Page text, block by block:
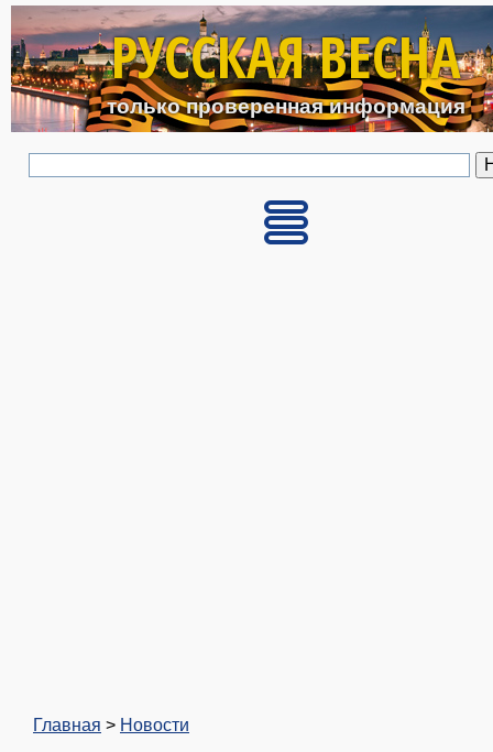
Перейти к основному
РУССКАЯ ВЕСНА
только проверенная информация
Главная > Новости